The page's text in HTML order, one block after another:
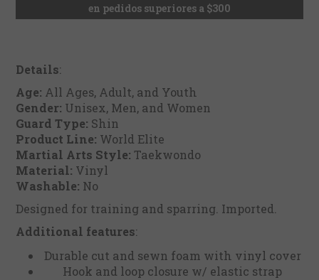
en pedidos superiores a $300
Details:
Age: All Ages, Adult, and Youth
Gender: Unisex, Men, and Women
Guard Type: Shin
Product Line: World Elite
Martial Arts Style: Taekwondo
Material: Vinyl
Washable: No
Designed for training and sparring. Imported.
Additional features:
Durable cut and sewn foam with vinyl cover
Hook and loop closure w/ elastic strap